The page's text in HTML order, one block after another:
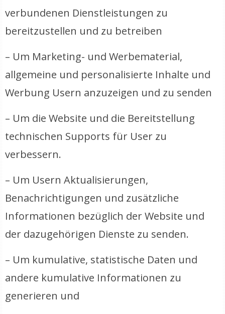
verbundenen Dienstleistungen zu
bereitzustellen und zu betreiben
– Um Marketing- und Werbematerial,
allgemeine und personalisierte Inhalte und
Werbung Usern anzuzeigen und zu senden
– Um die Website und die Bereitstellung
technischen Supports für User zu
verbessern.
– Um Usern Aktualisierungen,
Benachrichtigungen und zusätzliche
Informationen bezüglich der Website und
der dazugehörigen Dienste zu senden.
– Um kumulative, statistische Daten und
andere kumulative Informationen zu
generieren und